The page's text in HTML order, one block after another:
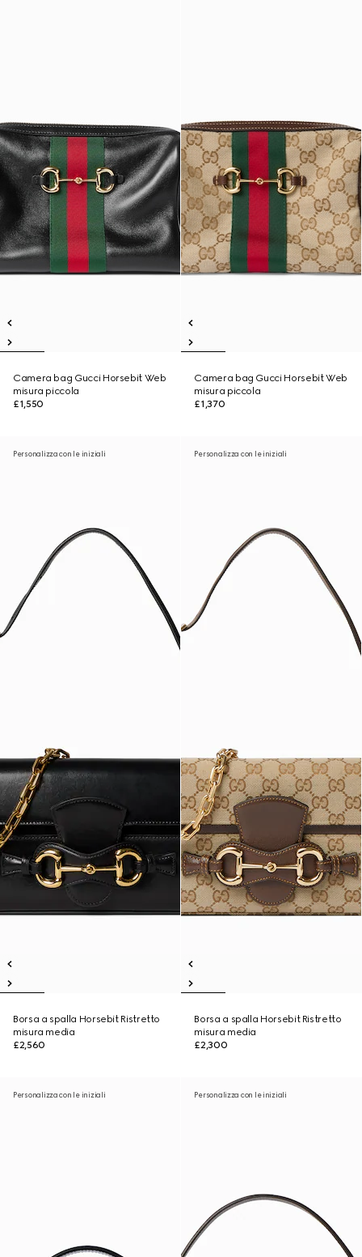
Camera bag Gucci Horsebit Web
misura piccola
£1,550
Camera bag Gucci Horsebit Web
misura piccola
£1,370
Personalizza con le iniziali
Borsa a spalla Horsebit Ristretto
misura media
£2,560
Personalizza con le iniziali
Borsa a spalla Horsebit Ristretto
misura media
£2,300
Personalizza con le iniziali Personalizza con le iniziali